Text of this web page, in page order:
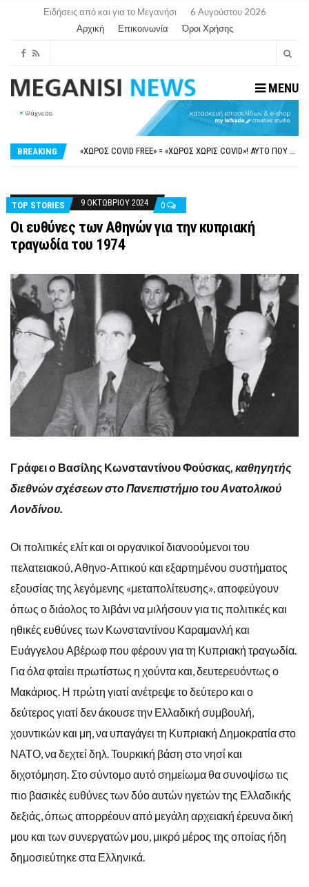
Ειδήσεις από και για το Μεγανήσι
6 Αυγούστου 2026
Αρχική
Επικοινωνία Όροι Χρήσης
MENU
BREAKING
ΝΥΔΡΊ:ΠΙΆΣΤΗΚΑΝ ΣΤΟ ΞΎΛΟ ΟΙ ΙΔΙΟΚΤΉΤΕΣ ΤΟΥΡΙΣΤΙΚΏΝ ΣΚΑΦΏΝ.
«ΧΏΡΟΣ COVID FREE» = «ΧΏΡΟΣ ΧΩΡΊΣ COVID»! ΑΥΤΌ ΠΟΥ ΚΑΝΕΊΣ ΔΕΝ ΈΧΕΙ ΤΟΛΜΉΣΕΙ ΝΑ ΡΩΤΉΣΕΙ
ΠΕΡΊ ΑΝΑΣΤΟΛΉΣ ΝΗΠΙΑΓΩΓΕΊΩΝ ΣΤΗ ΛΕΥΚΆΔΑ
TOP STORIES
9 ΟΚΤΩΒΡΊΟΥ 2024 0
Οι ευθύνες των Αθηνών για την κυπριακή
τραγωδία του 1974
Γράφει ο Βασίλης Κωνσταντίνου Φούσκας, καθηγητής
διεθνών σχέσεων στο Πανεπιστήμιο του Ανατολικού
Λονδίνου.
Οι πολιτικές ελίτ και οι οργανικοί διανοούμενοι του
πελατειακού, Αθηνο-Αττικού και εξαρτημένου συστήματος
εξουσίας της λεγόμενης «μεταπολίτευσης», αποφεύγουν
όπως ο διάολος το λιβάνι να μιλήσουν για τις πολιτικές και
ηθικές ευθύνες των Κωνσταντίνου Καραμανλή και
Ευάγγελου Αβέρωφ που φέρουν για τη Κυπριακή τραγωδία.
Για όλα φταίει πρωτίστως η χούντα και, δευτερευόντως ο
Μακάριος. Η πρώτη γιατί ανέτρεψε το δεύτερο και ο
δεύτερος γιατί δεν άκουσε την Ελλαδική συμβουλή,
χουντικών και μη, να υπαγάγει τη Κυπριακή Δημοκρατία στο
ΝΑΤΟ, να δεχτεί δηλ. Τουρκική βάση στο νησί και
διχοτόμηση. Στο σύντομο αυτό σημείωμα θα συνοψίσω τις
πιο βασικές ευθύνες των δύο αυτών ηγετών της Ελλαδικής
δεξιάς, όπως απορρέουν από μεγάλη αρχειακή έρευνα δική
μου και των συνεργατών μου, μικρό μέρος της οποίας ήδη
δημοσιεύτηκε στα Ελληνικά.